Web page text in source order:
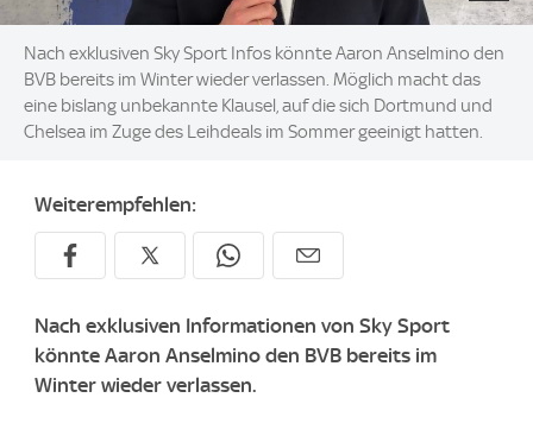
Nach exklusiven Sky Sport Infos könnte Aaron Anselmino den
BVB bereits im Winter wieder verlassen. Möglich macht das
eine bislang unbekannte Klausel, auf die sich Dortmund und
Chelsea im Zuge des Leihdeals im Sommer geeinigt hatten.
Weiterempfehlen:
Nach exklusiven Informationen von Sky Sport
könnte Aaron Anselmino den BVB bereits im
Winter wieder verlassen.